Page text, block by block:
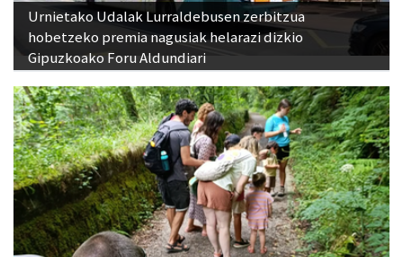
Urnietako Udalak Lurraldebusen zerbitzua
hobetzeko premia nagusiak helarazi dizkio
Gipuzkoako Foru Aldundiari